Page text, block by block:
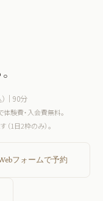
｜90分
験費・入会費無料。
1日2枠のみ）。
フォームで予約